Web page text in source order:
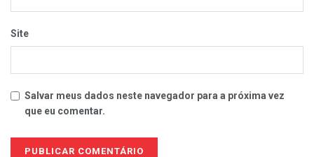
Site
Salvar meus dados neste navegador para a próxima vez
que eu comentar.